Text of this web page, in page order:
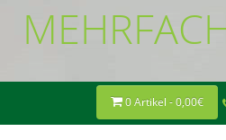
0 Artikel - 0,00€